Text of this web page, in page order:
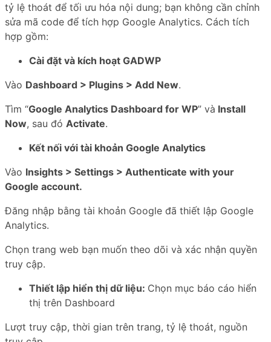
tỷ lệ thoát để tối ưu hóa nội dung; bạn không cần chỉnh
sửa mã code để tích hợp Google Analytics. Cách tích
hợp gồm:
Cài đặt và kích hoạt GADWP
Vào Dashboard > Plugins > Add New.
Tìm “Google Analytics Dashboard for WP” và Install
Now, sau đó Activate.
Kết nối với tài khoản Google Analytics
Vào Insights > Settings > Authenticate with your
Google account.
Đăng nhập bằng tài khoản Google đã thiết lập Google
Analytics.
Chọn trang web bạn muốn theo dõi và xác nhận quyền
truy cập.
Thiết lập hiển thị dữ liệu: Chọn mục báo cáo hiển
thị trên Dashboard
Lượt truy cập, thời gian trên trang, tỷ lệ thoát, nguồn